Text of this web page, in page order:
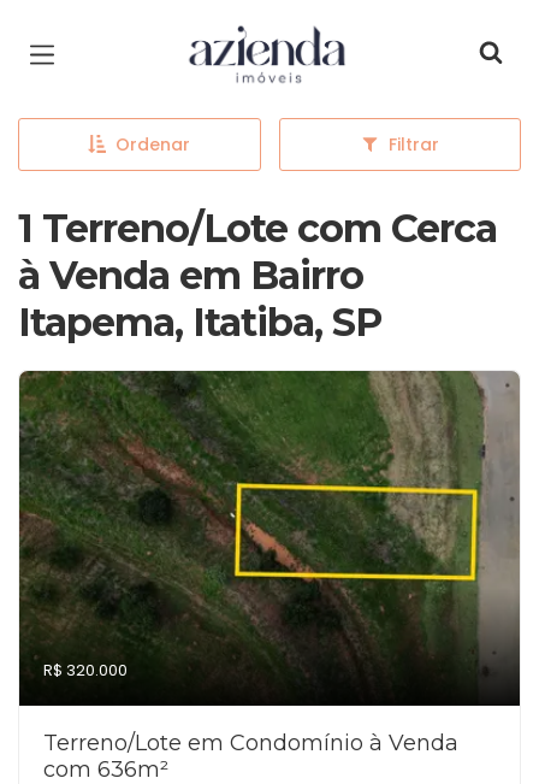
Página inicial
Ordenar Filtrar
1 Terreno/Lote com Cerca
à Venda em Bairro
Itapema, Itatiba, SP
R$ 320.000
Terreno/Lote em Condomínio à Venda
com 636m²